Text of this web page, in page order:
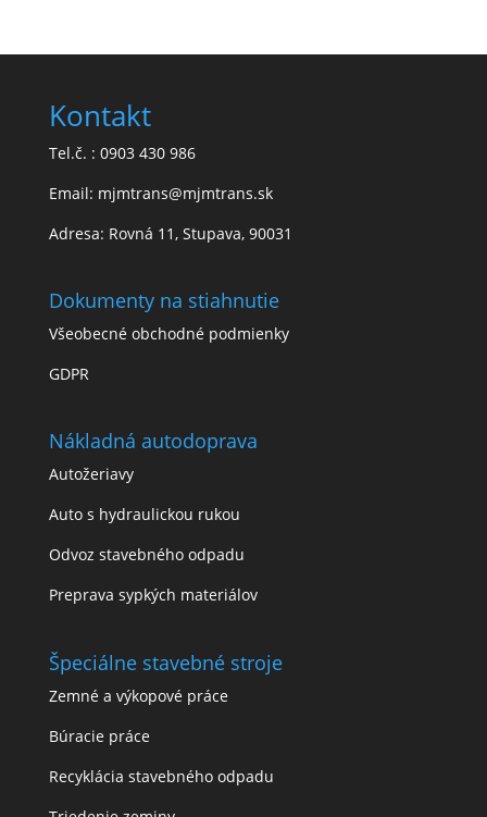
Kontakt
Tel.č. : 0903 430 986
Email: mjmtrans@mjmtrans.sk
Adresa: Rovná 11, Stupava, 90031
Dokumenty na stiahnutie
Všeobecné obchodné podmienky
GDPR
Nákladná autodoprava
Autožeriavy
Auto s hydraulickou rukou
Odvoz stavebného odpadu
Preprava sypkých materiálov
Špeciálne stavebné stroje
Zemné a výkopové práce
Búracie práce
Recyklácia stavebného odpadu